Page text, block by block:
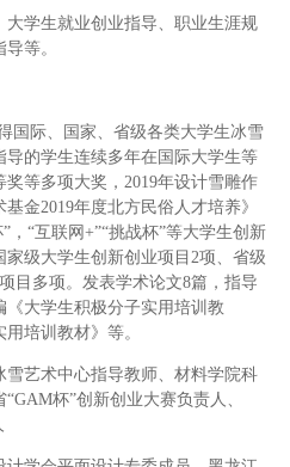
学生就业创业指导、职业生涯规
等。
国际、国家、省级各类大学生冰雪
导的学生连续多年在国际大学生等
等多项大奖，2019年设计雪雕作
金2019年度北方民俗人才培养》
，“互联网+”“挑战杯”等大学生创新
级大学生创新创业项目2项、省级
目多项。发表学术论文8篇，指导
大学生积极分子实用培训教
培训教材》等。
艺术中心指导教师、材料学院科
杯”创新创业大赛负责人、